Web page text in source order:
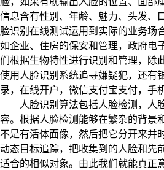
信息含有性别、年龄、魅力、头发、
脸识别在线测试运用到实际的业务场
如企业、住房的保安和管理，政府电
们根据生物特性进行识别和管理，除
使用人脸识别系统追寻嫌疑犯，还有
录，在线开户，微信支付宝支付，手
人脸识别算法包括人脸检测，人
容。根据人脸检测能够在繁杂的背景
不是有活体面像，然后把它分开来并
动态目标追踪，把收集到的人脸和先
适合的相似对象。由此我们就能真正